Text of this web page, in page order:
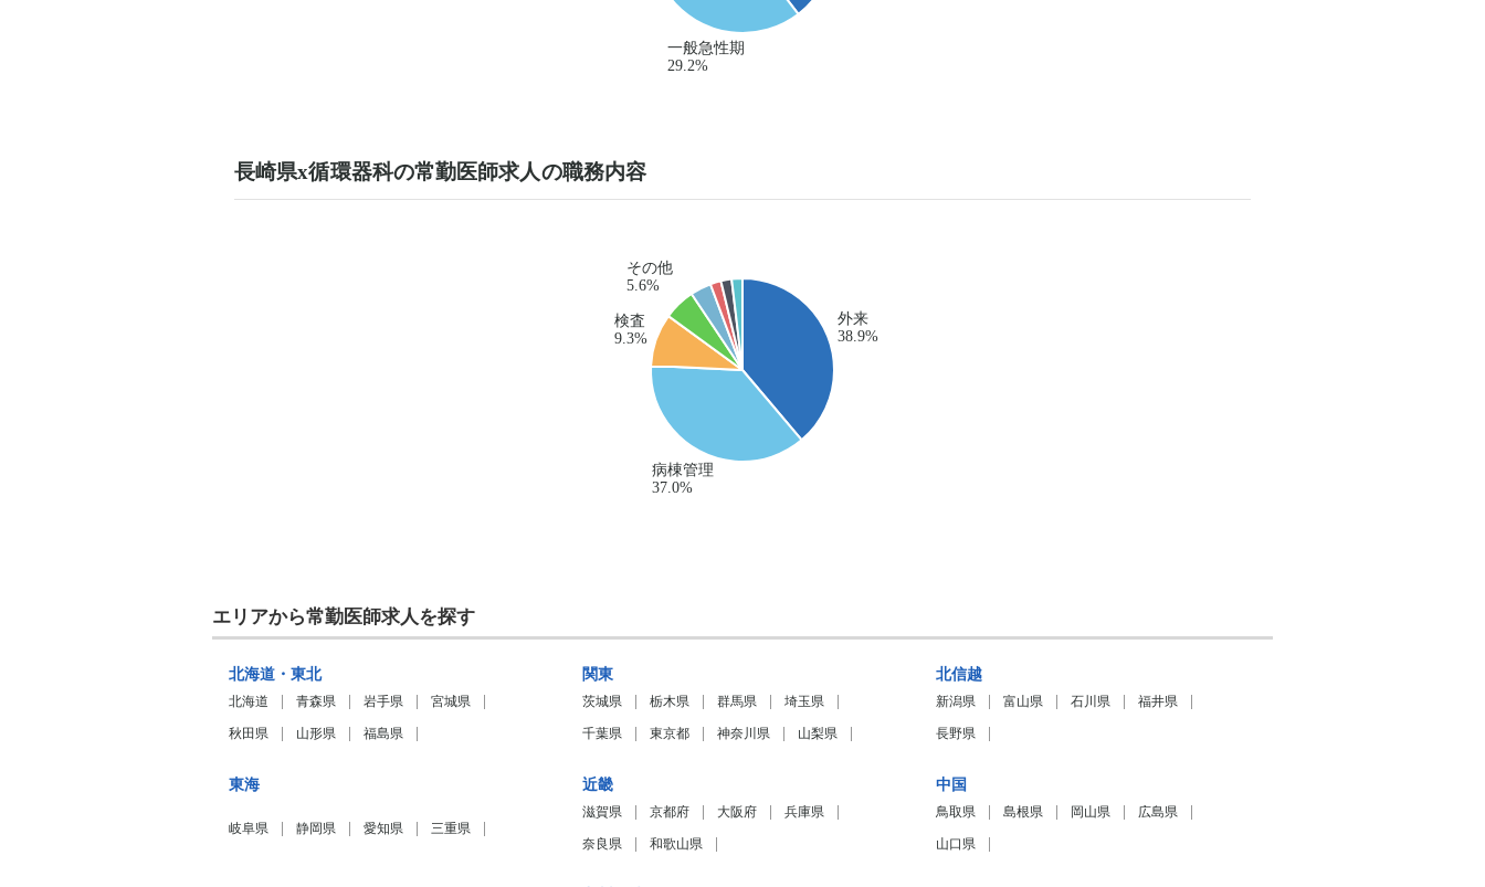
長崎県x循環器科の常勤医師求人の職務内容
エリアから常勤医師求人を探す
北海道・東北
北海道 青森県 岩手県 宮城県
秋田県 山形県 福島県
関東
茨城県 栃木県 群馬県 埼玉県
千葉県 東京都 神奈川県 山梨県
北信越
新潟県 富山県 石川県 福井県
長野県
東海
岐阜県 静岡県 愛知県 三重県
近畿
滋賀県 京都府 大阪府 兵庫県
奈良県 和歌山県
中国
鳥取県 島根県 岡山県 広島県
山口県